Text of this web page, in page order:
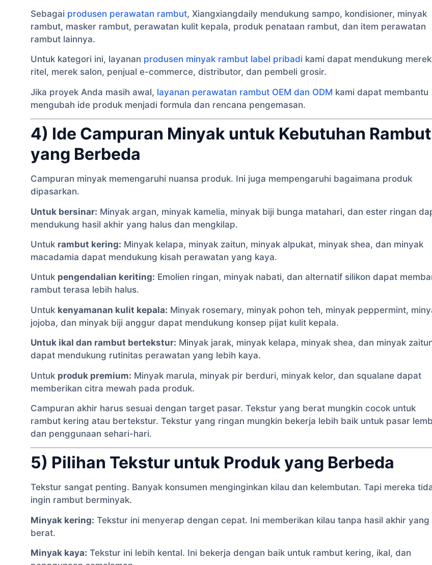
Sebagai produsen perawatan rambut, Xiangxiangdaily mendukung sampo, kondisioner, minyak
rambut, masker rambut, perawatan kulit kepala, produk penataan rambut, dan item perawatan
rambut lainnya.
Untuk kategori ini, layanan produsen minyak rambut label pribadi kami dapat mendukung merek
ritel, merek salon, penjual e-commerce, distributor, dan pembeli grosir.
Jika proyek Anda masih awal, layanan perawatan rambut OEM dan ODM kami dapat membantu
mengubah ide produk menjadi formula dan rencana pengemasan.
4) Ide Campuran Minyak untuk Kebutuhan Rambut
yang Berbeda
Campuran minyak memengaruhi nuansa produk. Ini juga mempengaruhi bagaimana produk
dipasarkan.
Untuk bersinar: Minyak argan, minyak kamelia, minyak biji bunga matahari, dan ester ringan
mendukung hasil akhir yang halus dan mengkilap.
Untuk rambut kering: Minyak kelapa, minyak zaitun, minyak alpukat, minyak shea, dan minyak
macadamia dapat mendukung kisah perawatan yang kaya.
Untuk pengendalian keriting: Emolien ringan, minyak nabati, dan alternatif silikon dapat
rambut terasa lebih halus.
Untuk kenyamanan kulit kepala: Minyak rosemary, minyak pohon teh, minyak peppermint,
jojoba, dan minyak biji anggur dapat mendukung konsep pijat kulit kepala.
Untuk ikal dan rambut bertekstur: Minyak jarak, minyak kelapa, minyak shea, dan minyak
dapat mendukung rutinitas perawatan yang lebih kaya.
Untuk produk premium: Minyak marula, minyak pir berduri, minyak kelor, dan squalane dapat
memberikan citra mewah pada produk.
Campuran akhir harus sesuai dengan target pasar. Tekstur yang berat mungkin cocok untuk
rambut kering atau bertekstur. Tekstur yang ringan mungkin bekerja lebih baik untuk pasar
dan penggunaan sehari-hari.
5) Pilihan Tekstur untuk Produk yang Berbeda
Tekstur sangat penting. Banyak konsumen menginginkan kilau dan kelembutan. Tapi mereka
ingin rambut berminyak.
Minyak kering: Tekstur ini menyerap dengan cepat. Ini memberikan kilau tanpa hasil akhir yang
berat.
Minyak kaya: Tekstur ini lebih kental. Ini bekerja dengan baik untuk rambut kering, ikal, dan